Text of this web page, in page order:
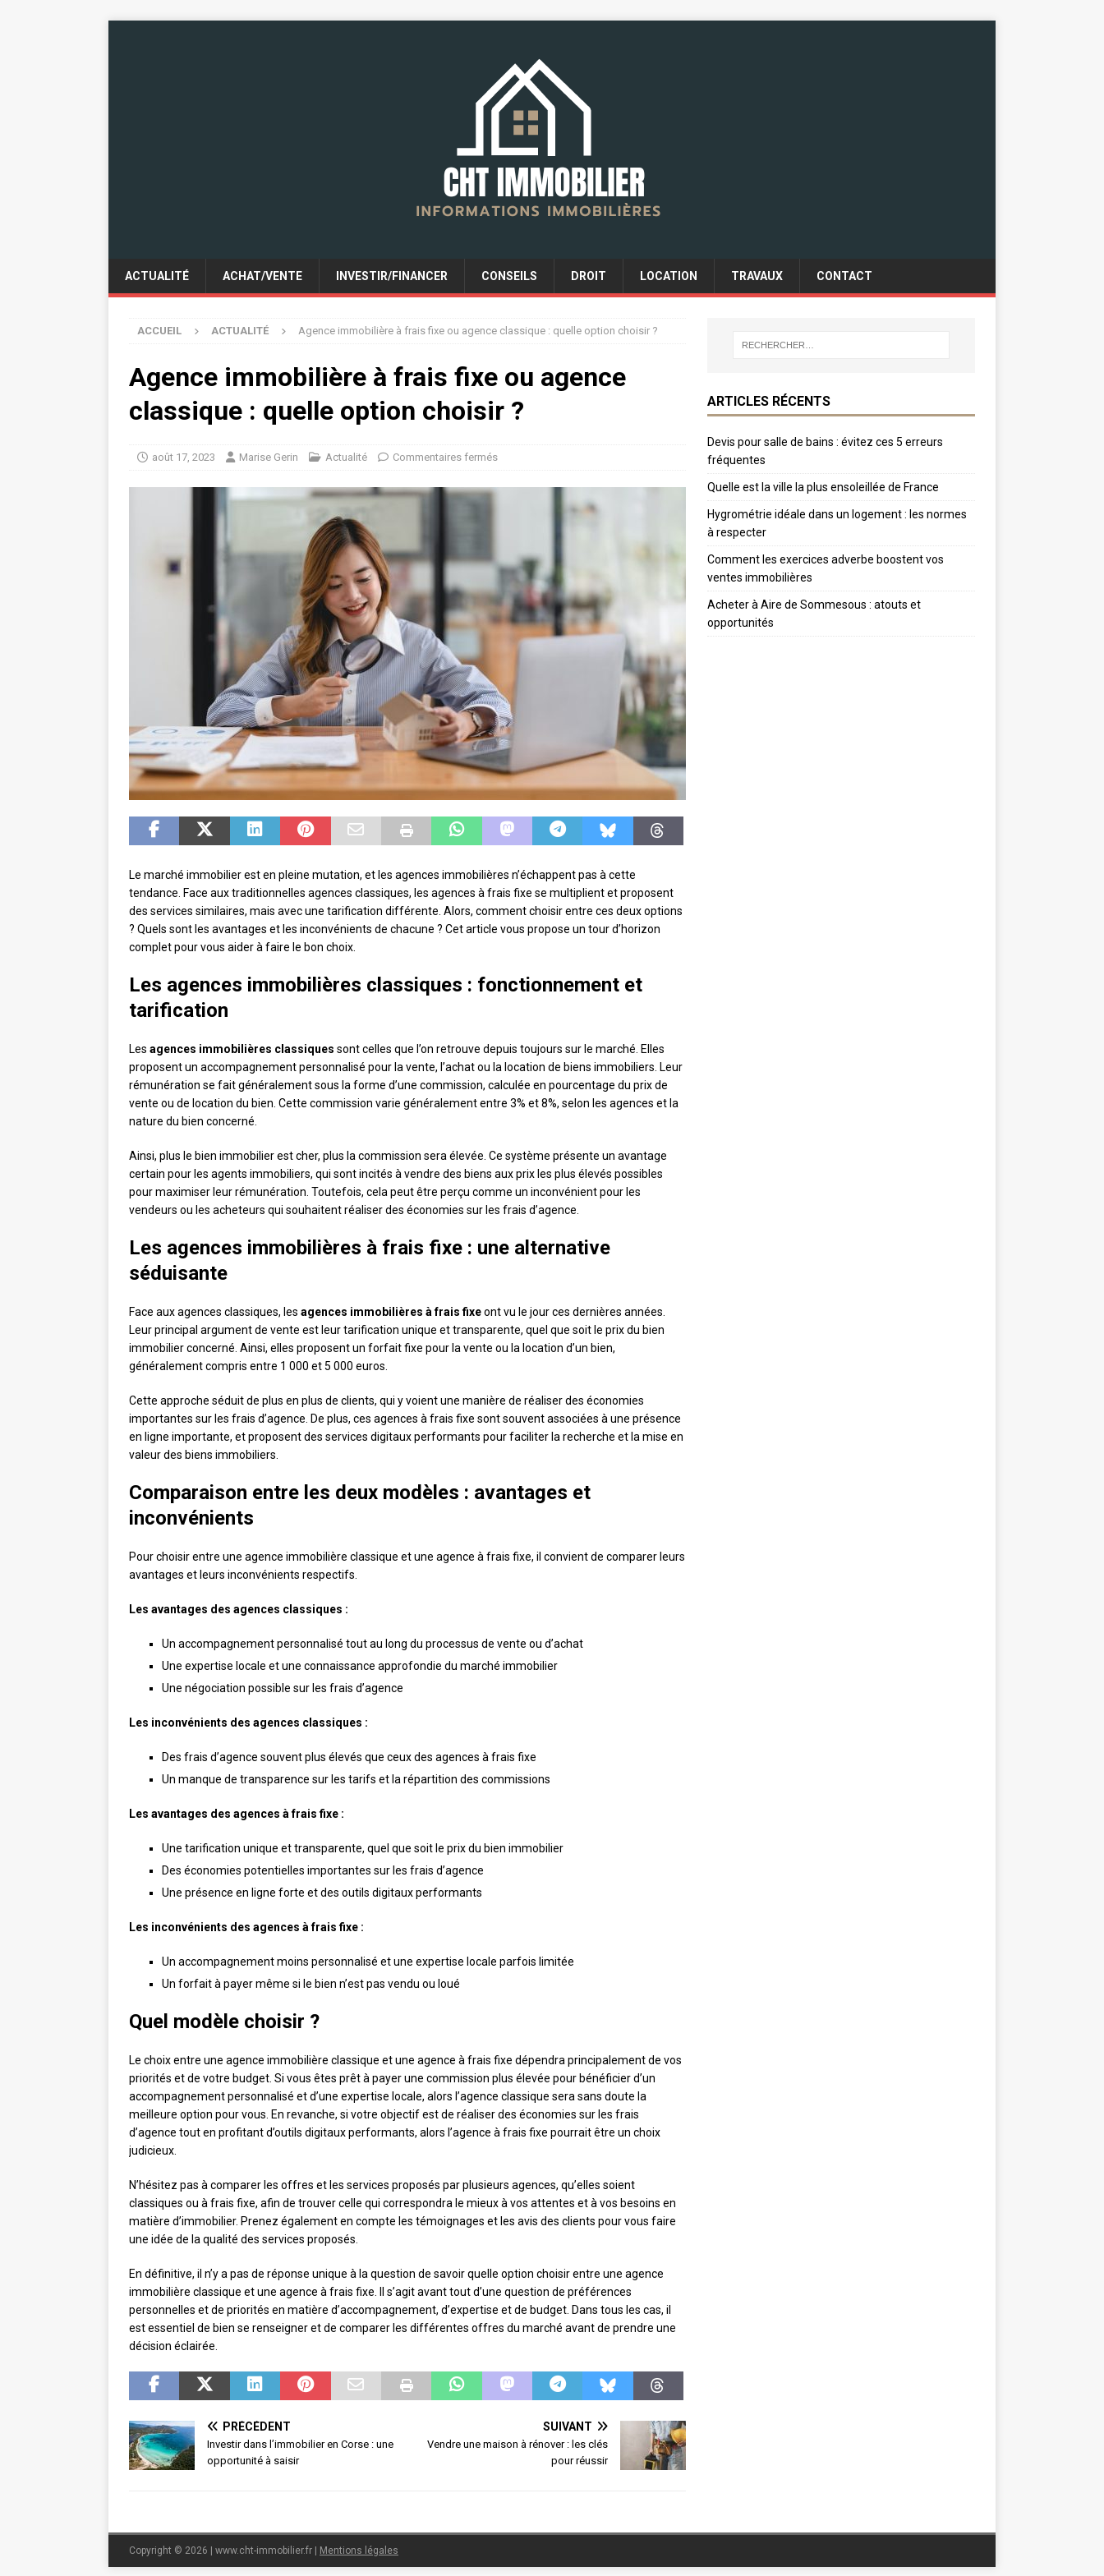
ACTUALITÉ ACHAT/VENTE INVESTIR/FINANCER CONSEILS DROIT LOCATION TRAVAUX CONTACT
ACCUEIL ACTUALITÉ Agence immobilière à frais fixe ou agence classique : quelle option choisir ?
Agence immobilière à frais fixe ou agence
classique : quelle option choisir ?
août 17, 2023 Marise Gerin Actualité Commentaires fermés
Le marché immobilier est en pleine mutation, et les agences immobilières n’échappent pas à cette
tendance. Face aux traditionnelles agences classiques, les agences à frais fixe se multiplient et proposent
des services similaires, mais avec une tarification différente. Alors, comment choisir entre ces deux options
? Quels sont les avantages et les inconvénients de chacune ? Cet article vous propose un tour d’horizon
complet pour vous aider à faire le bon choix.
Les agences immobilières classiques : fonctionnement et
tarification
Les agences immobilières classiques sont celles que l’on retrouve depuis toujours sur le marché. Elles
proposent un accompagnement personnalisé pour la vente, l’achat ou la location de biens immobiliers. Leur
rémunération se fait généralement sous la forme d’une commission, calculée en pourcentage du prix de
vente ou de location du bien. Cette commission varie généralement entre 3% et 8%, selon les agences et la
nature du bien concerné.
Ainsi, plus le bien immobilier est cher, plus la commission sera élevée. Ce système présente un avantage
certain pour les agents immobiliers, qui sont incités à vendre des biens aux prix les plus élevés possibles
pour maximiser leur rémunération. Toutefois, cela peut être perçu comme un inconvénient pour les
vendeurs ou les acheteurs qui souhaitent réaliser des économies sur les frais d’agence.
Les agences immobilières à frais fixe : une alternative
séduisante
Face aux agences classiques, les agences immobilières à frais fixeont vu le jour ces dernières années.
Leur principal argument de vente est leur tarification unique et transparente, quel que soit le prix du bien
immobilier concerné. Ainsi, elles proposent un forfait fixe pour la vente ou la location d’un bien,
généralement compris entre 1 000 et 5 000 euros.
Cette approche séduit de plus en plus de clients, qui y voient une manière de réaliser des économies
importantes sur les frais d’agence. De plus, ces agences à frais fixe sont souvent associées à une présence
en ligne importante, et proposent des services digitaux performants pour faciliter la recherche et la mise en
valeur des biens immobiliers.
Comparaison entre les deux modèles : avantages et
inconvénients
Pour choisir entre une agence immobilière classique et une agence à frais fixe, il convient de comparer leurs
avantages et leurs inconvénients respectifs.
Les avantages des agences classiques :
Un accompagnement personnalisé tout au long du processus de vente ou d’achat
Une expertise locale et une connaissance approfondie du marché immobilier
Une négociation possible sur les frais d’agence
Les inconvénients des agences classiques :
Des frais d’agence souvent plus élevés que ceux des agences à frais fixe
Un manque de transparence sur les tarifs et la répartition des commissions
Les avantages des agences à frais fixe :
Une tarification unique et transparente, quel que soit le prix du bien immobilier
Des économies potentielles importantes sur les frais d’agence
Une présence en ligne forte et des outils digitaux performants
Les inconvénients des agences à frais fixe :
Un accompagnement moins personnalisé et une expertise locale parfois limitée
Un forfait à payer même si le bien n’est pas vendu ou loué
Quel modèle choisir ?
Le choix entre une agence immobilière classique et une agence à frais fixe dépendra principalement de vos
priorités et de votre budget. Si vous êtes prêt à payer une commission plus élevée pour bénéficier d’un
accompagnement personnalisé et d’une expertise locale, alors l’agence classique sera sans doute la
meilleure option pour vous. En revanche, si votre objectif est de réaliser des économies sur les frais
d’agence tout en profitant d’outils digitaux performants, alors l’agence à frais fixe pourrait être un choix
judicieux.
N’hésitez pas à comparer les offres et les services proposés par plusieurs agences, qu’elles soient
classiques ou à frais fixe, afin de trouver celle qui correspondra le mieux à vos attentes et à vos besoins en
matière d’immobilier. Prenez également en compte les témoignages et les avis des clients pour vous faire
une idée de la qualité des services proposés.
En définitive, il n’y a pas de réponse unique à la question de savoir quelle option choisir entre une agence
immobilière classique et une agence à frais fixe. Il s’agit avant tout d’une question de préférences
personnelles et de priorités en matière d’accompagnement, d’expertise et de budget. Dans tous les cas, il
est essentiel de bien se renseigner et de comparer les différentes offres du marché avant de prendre une
décision éclairée.
PRÉCÉDENT
Investir dans l’immobilier en Corse : une
opportunité à saisir
SUIVANT
Vendre une maison à rénover : les clés
pour réussir
ARTICLES RÉCENTS
Devis pour salle de bains : évitez ces 5 erreurs
fréquentes
Quelle est la ville la plus ensoleillée de France
Hygrométrie idéale dans un logement : les normes
à respecter
Comment les exercices adverbe boostent vos
ventes immobilières
Acheter à Aire de Sommesous : atouts et
opportunités
Copyright © 2026 | www.cht-immobilier.fr Mentions légales